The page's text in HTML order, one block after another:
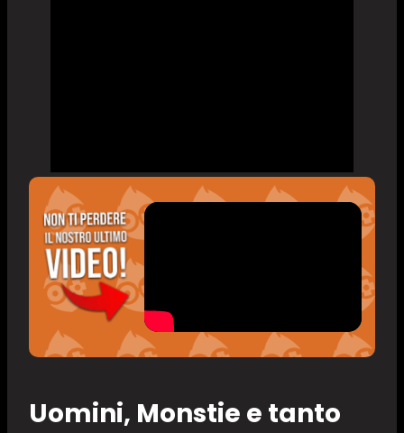
Uomini, Monstie e tanto